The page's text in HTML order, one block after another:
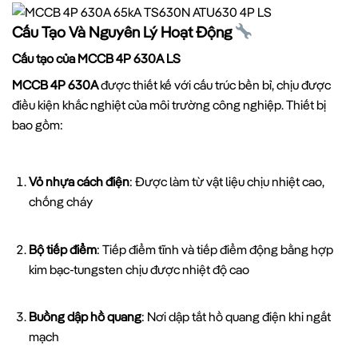
Cấu Tạo Và Nguyên Lý Hoạt Động
Cấu tạo của MCCB 4P 630A LS
MCCB 4P 630Ađược thiết kế với cấu trúc bền bỉ, chịu được
điều kiện khắc nghiệt của môi trường công nghiệp. Thiết bị
bao gồm:
Vỏ nhựa cách điện: Được làm từ vật liệu chịu nhiệt cao,
chống cháy
Bộ tiếp điểm: Tiếp điểm tĩnh và tiếp điểm động bằng hợp
kim bạc-tungsten chịu được nhiệt độ cao
Buồng dập hồ quang: Nơi dập tắt hồ quang điện khi ngắt
mạch